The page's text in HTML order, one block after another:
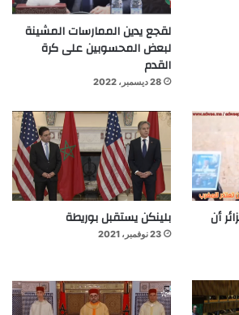
لقجع يدين الممارسات المشينة
لبعض المحسوبين على كرة
القدم
28 ديسمبر، 2022
أن
بلينكن يستقبل بوريطة
23 نوفمبر، 2021